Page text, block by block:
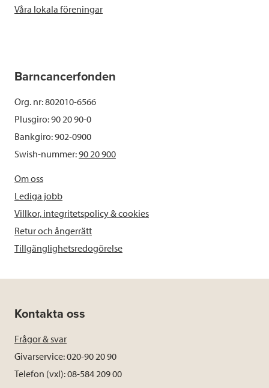
Våra lokala föreningar
Barncancerfonden
Org. nr: 802010-6566
Plusgiro: 90 20 90-0
Bankgiro: 902-0900
Swish-nummer:90 20 900
Om oss
Lediga jobb
Villkor, integritetspolicy & cookies
Retur och ångerrätt
Tillgänglighetsredogörelse
Kontakta oss
Frågor & svar
Givarservice: 020-90 20 90
Telefon (vxl): 08-584 209 00